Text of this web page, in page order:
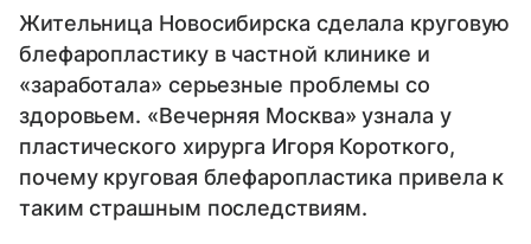
Жительница Новосибирска сделала круговую
блефаропластику в частной клинике и
«заработала» серьезные проблемы со
здоровьем. «Вечерняя Москва» узнала у
пластического хирурга Игоря Короткого,
почему круговая блефаропластика привела к
таким страшным последствиям.